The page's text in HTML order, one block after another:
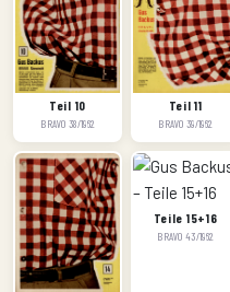
Teil 10
BRAVO 38/1962
Teil 11
BRAVO 39/1962
Teile 15+16
BRAVO 43/1962